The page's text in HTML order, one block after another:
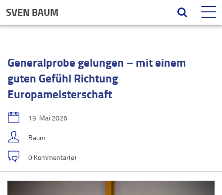
SVEN BAUM
Generalprobe gelungen – mit einem
guten Gefühl Richtung
Europameisterschaft
13. Mai 2026
Baum
0 Kommentar(e)